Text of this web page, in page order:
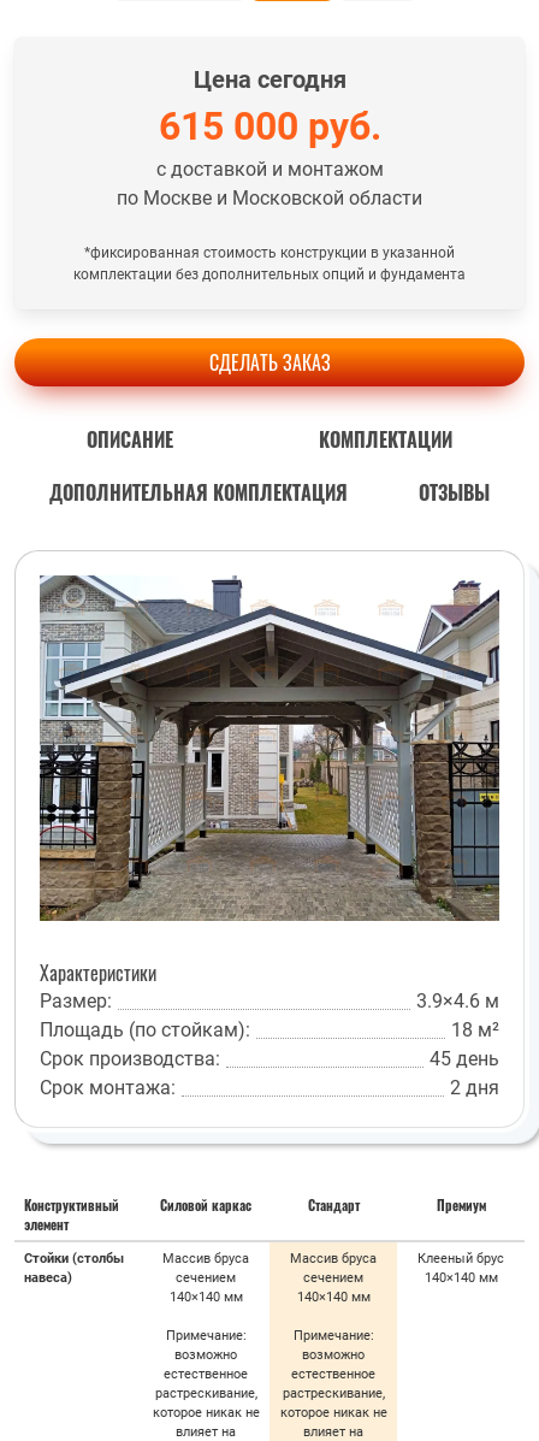
Цена сегодня
615 000 руб.
с доставкой и монтажом
по Москве и Московской области
*фиксированная стоимость конструкции в указанной
комплектации без дополнительных опций и фундамента
СДЕЛАТЬ ЗАКАЗ
ОПИСАНИЕ
КОМПЛЕКТАЦИИ
ДОПОЛНИТЕЛЬНАЯ КОМПЛЕКТАЦИЯ
ОТЗЫВЫ
Характеристики
Размер:
3.9×4.6 м
Площадь (по стойкам):
18 м²
Срок производства:
45 день
Срок монтажа:
2 дня
Конструктивный
элемент
Силовой каркас Стандарт Премиум
Стойки (столбы
навеса)
Массив бруса
сечением
140×140 мм
Примечание:
возможно
естественное
растрескивание,
которое никак не
влияет на
Массив бруса
сечением
140×140 мм
Примечание:
возможно
естественное
растрескивание,
которое никак не
влияет на
Клееный брус
140×140 мм